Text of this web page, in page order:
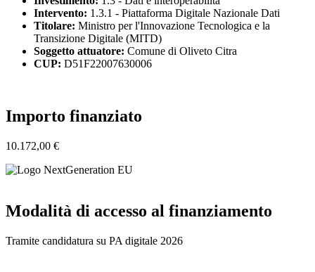
Intervento: 1.3.1 - Piattaforma Digitale Nazionale Dati
Titolare: Ministro per l'Innovazione Tecnologica e la
Transizione Digitale (MITD)
Soggetto attuatore: Comune di Oliveto Citra
CUP: D51F22007630006
Importo finanziato
10.172,00 €
Modalità di accesso al finanziamento
Tramite candidatura su PA digitale 2026